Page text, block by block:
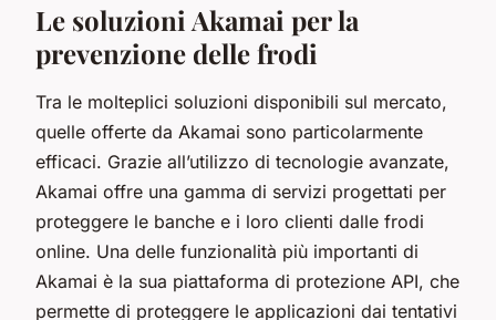
Le soluzioni Akamai per la
prevenzione delle frodi
Tra le molteplici soluzioni disponibili sul mercato,
quelle offerte da Akamai sono particolarmente
efficaci. Grazie all’utilizzo di tecnologie avanzate,
Akamai offre una gamma di servizi progettati per
proteggere le banche e i loro clienti dalle frodi
online. Una delle funzionalità più importanti di
Akamai è la sua piattaforma di protezione API, che
permette di proteggere le applicazioni dai tentativi